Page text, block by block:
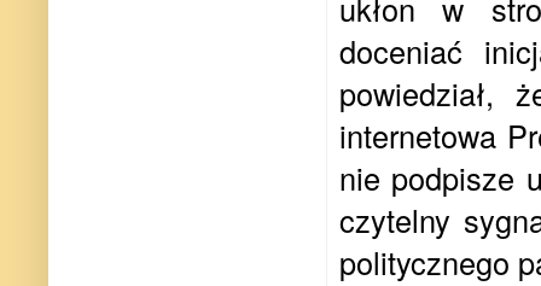
ukłon w
doceniać
powiedział,
internetowa
nie podpisze
czytelny
politycznego